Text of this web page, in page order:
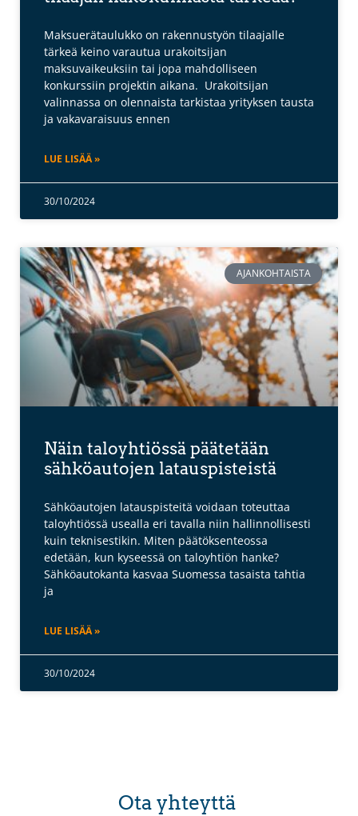
Maksuerätaulukko on rakennustyön tilaajalle
tärkeä keino varautua urakoitsijan
maksuvaikeuksiin tai jopa mahdolliseen
konkurssiin projektin aikana. Urakoitsijan
valinnassa on olennaista tarkistaa yrityksen tausta
ja vakavaraisuus ennen
LUE LISÄÄ »
30/10/2024
AJANKOHTAISTA
Näin taloyhtiössä päätetään
sähköautojen latauspisteistä
Sähköautojen latauspisteitä voidaan toteuttaa
taloyhtiössä usealla eri tavalla niin hallinnollisesti
kuin teknisestikin. Miten päätöksenteossa
edetään, kun kyseessä on taloyhtiön hanke?
Sähköautokanta kasvaa Suomessa tasaista tahtia
ja
LUE LISÄÄ »
30/10/2024
Ota yhteyttä